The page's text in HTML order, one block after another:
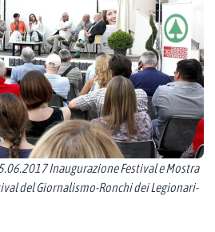
Inaugurazione Festival e Mostra
del Giornalismo-Ronchi dei Legionari-